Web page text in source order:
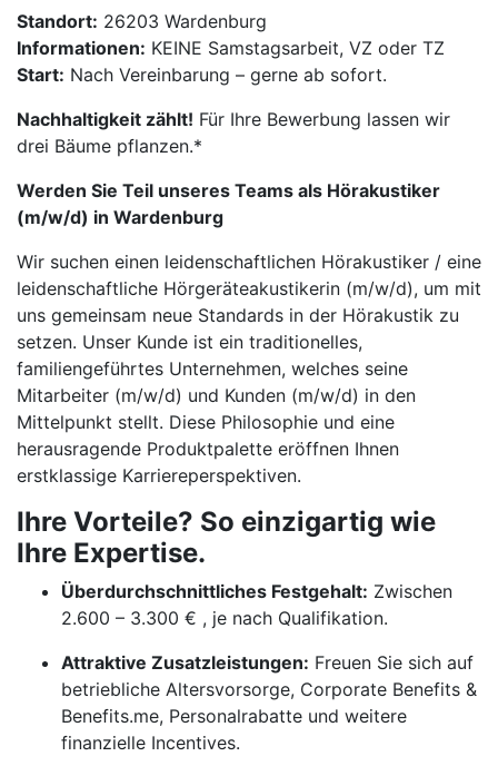
Standort: 26203 Wardenburg
Informationen: KEINE Samstagsarbeit, VZ oder TZ
Start: Nach Vereinbarung – gerne ab sofort.
Nachhaltigkeit zählt! Für Ihre Bewerbung lassen wir
drei Bäume pflanzen.*
Werden Sie Teil unseres Teams als Hörakustiker
(m/w/d) in Wardenburg
Wir suchen einen leidenschaftlichen Hörakustiker / eine
leidenschaftliche Hörgeräteakustikerin (m/w/d), um mit
uns gemeinsam neue Standards in der Hörakustik zu
setzen. Unser Kunde ist ein traditionelles,
familiengeführtes Unternehmen, welches seine
Mitarbeiter (m/w/d) und Kunden (m/w/d) in den
Mittelpunkt stellt. Diese Philosophie und eine
herausragende Produktpalette eröffnen Ihnen
erstklassige Karriereperspektiven.
Ihre Vorteile? So einzigartig wie
Ihre Expertise.
Überdurchschnittliches Festgehalt: Zwischen
2.600 – 3.300 € , je nach Qualifikation.
Attraktive Zusatzleistungen: Freuen Sie sich auf
betriebliche Altersvorsorge, Corporate Benefits &
Benefits.me, Personalrabatte und weitere
finanzielle Incentives.